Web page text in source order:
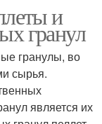
и
гранул
гранулы, во
сырья.
является их